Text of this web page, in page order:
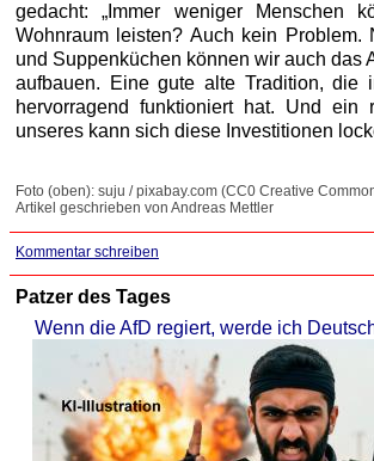
gedacht: „Immer weniger Menschen
Wohnraum leisten? Auch kein Problem.
und Suppenküchen können wir auch das
aufbauen. Eine gute alte Tradition, die
hervorragend funktioniert hat. Und ein
unseres kann sich diese Investitionen
Foto (oben): suju / pixabay.com (CC0 Creative
Artikel geschrieben von Andreas Mettler
Kommentar schreiben
Patzer des Tages
Wenn die AfD regiert, werde ich